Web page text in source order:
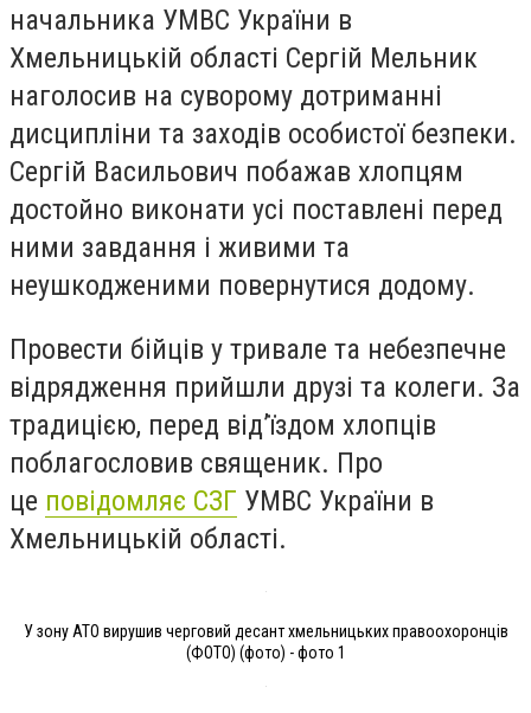
начальника УМВС України в
Хмельницькій області Сергій Мельник
наголосив на суворому дотриманні
дисципліни та заходів особистої безпеки.
Сергій Васильович побажав хлопцям
достойно виконати усі поставлені перед
ними завдання і живими та
неушкодженими повернутися додому.
Провести бійців у тривале та небезпечне
відрядження прийшли друзі та колеги. За
традицією, перед від’їздом хлопців
поблагословив священик. Про
це повідомляє СЗГ УМВС України в
Хмельницькій області.
У зону АТО вирушив черговий десант хмельницьких правоохоронців
(ФОТО) (фото) - фото 1